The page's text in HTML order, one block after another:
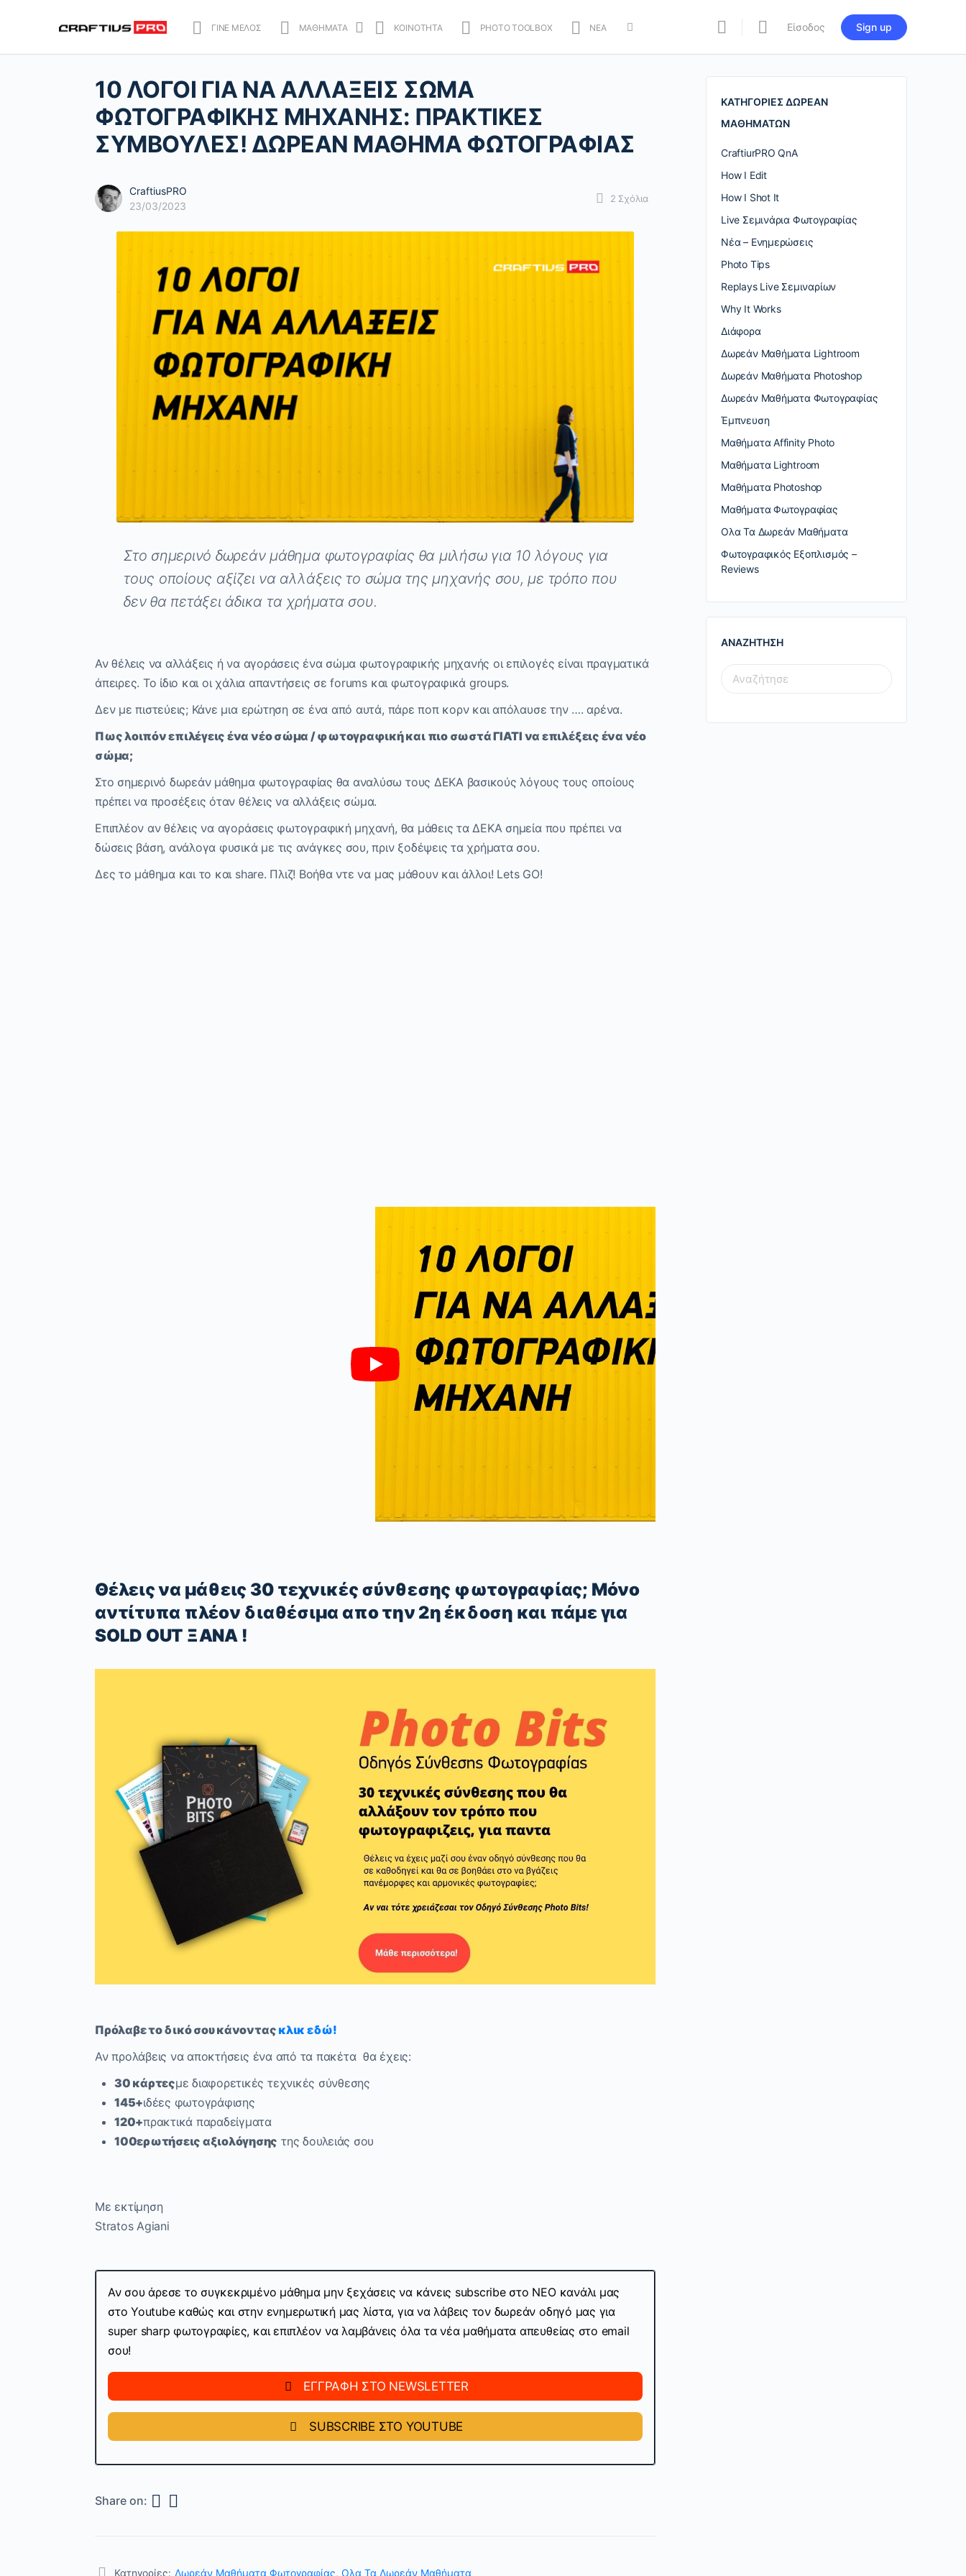
ΓΙΝΕ ΜΕΛΟΣ ΜΑΘΗΜΑΤΑ ΚΟΙΝΟΤΗΤΑ PHOTO TOOLBOX ΝΕΑ
More
options
Είσοδος Sign up
10 ΛΟΓΟΙ ΓΙΑ ΝΑ ΑΛΛΑΞΕΙΣ ΣΩΜΑ
ΦΩΤΟΓΡΑΦΙΚΗΣ ΜΗΧΑΝΗΣ: ΠΡΑΚΤΙΚΕΣ
ΣΥΜΒΟΥΛΕΣ! ΔΩΡΕΑΝ ΜΑΘΗΜΑ ΦΩΤΟΓΡΑΦΙΑΣ
CraftiusPRO
23/03/2023
2 Σχόλια
Στο σημερινό δωρεάν μάθημα φωτογραφίας θα μιλήσω για 10 λόγους για
τους οποίους αξίζει να αλλάξεις το σώμα της μηχανής σου, με τρόπο που
δεν θα πετάξει άδικα τα χρήματα σου.
Αν θέλεις να αλλάξεις ή να αγοράσεις ένα σώμα φωτογραφικής μηχανής οι επιλογές είναι πραγματικά
άπειρες. Το ίδιο και οι χάλια απαντήσεις σε forums και φωτογραφικά groups.
Δεν με πιστεύεις; Κάνε μια ερώτηση σε ένα από αυτά, πάρε ποπ κορν και απόλαυσε την …. αρένα.
Πως λοιπόν επιλέγεις ένα νέο σώμα / φωτογραφική και πιο σωστά ΓΙΑΤΙ να επιλέξεις ένα νέο
σώμα;
Στο σημερινό δωρεάν μάθημα φωτογραφίας θα αναλύσω τους ΔΕΚΑ βασικούς λόγους τους οποίους
πρέπει να προσέξεις όταν θέλεις να αλλάξεις σώμα.
Επιπλέον αν θέλεις να αγοράσεις φωτογραφική μηχανή, θα μάθεις τα ΔΕΚΑ σημεία που πρέπει να
δώσεις βάση, ανάλογα φυσικά με τις ανάγκες σου, πριν ξοδέψεις τα χρήματα σου.
Δες το μάθημα και το και share. Πλιζ! Βοήθα ντε να μας μάθουν και άλλοι! Lets GO!
Θέλεις να μάθεις 30 τεχνικές σύνθεσης φωτογραφίας; Μόνο
αντίτυπα πλέον διαθέσιμα απο την 2η έκδοση και πάμε για
SOLD OUT ΞΑΝΑ !
Πρόλαβε το δικό σου κάνοντας κλικ εδώ!
Αν προλάβεις να αποκτήσεις ένα από τα πακέτα θα έχεις:
30 κάρτεςμε διαφορετικές τεχνικές σύνθεσης
145+ιδέες φωτογράφισης
120+πρακτικά παραδείγματα
100ερωτήσεις αξιολόγησης της δουλειάς σου
Με εκτίμηση
Stratos Agiani
Αν σου άρεσε το συγκεκριμένο μάθημα μην ξεχάσεις να κάνεις subscribe στo ΝΕΟ κανάλι μας
στο Youtube καθώς και στην ενημερωτική μας λίστα, για να λάβεις τον δωρεάν οδηγό μας για
super sharp φωτογραφίες, και επιπλέον να λαμβάνεις όλα τα νέα μαθήματα απευθείας στο email
σου!
ΕΓΓΡΑΦΗ ΣΤΟ NEWSLETTER
SUBSCRIBE ΣΤΟ YOUTUBE
Share on:
Κατηγορίες: Δωρεάν Μαθήματα Φωτογραφίας, Ολα Τα Δωρεάν Μαθήματα
ΚΑΤΗΓΟΡΙΕΣ ΔΩΡΕΑΝ
ΜΑΘΗΜΑΤΩΝ
CraftiurPRO QnA
How I Edit
How I Shot It
Live Σεμινάρια Φωτογραφίας
Nέα – Ενημερώσεις
Photo Tips
Replays Live Σεμιναρίων
Why It Works
Διάφορα
Δωρεάν Μαθήματα Lightroom
Δωρεάν Μαθήματα Photoshop
Δωρεάν Μαθήματα Φωτογραφίας
Έμπνευση
Μαθήματα Affinity Photo
Μαθήματα Lightroom
Μαθήματα Photoshop
Μαθήματα Φωτογραφίας
Ολα Τα Δωρεάν Μαθήματα
Φωτογραφικός Εξοπλισμός –
Reviews
ΑΝΑΖΗΤΗΣΗ
SEARCH
FOR: